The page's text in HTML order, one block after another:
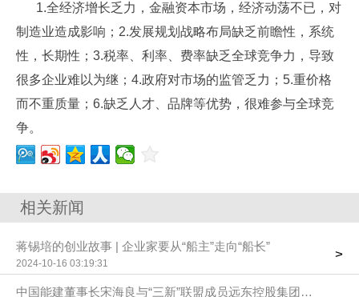
1.全经济增长乏力，金融资本市场，经济动荡不已，对
制造业造成影响；2.发展规划战略布局缺乏前瞻性，系统
性，长期性；3.税率、利率、费率缺乏全球竞争力，导致
很多企业难以为继；4.政府对市场的监管乏力；5.重价格
而不重质量；6.缺乏人才、品牌等优势，很难参与全球竞
争。
相关新闻
蒋锡培的创业故事 | 企业家要从“船主”走向“船长”
2024-10-16 03:19:31
>
中国能建董事长宋海良与“三新”联盟成员远东控股集团创始人、